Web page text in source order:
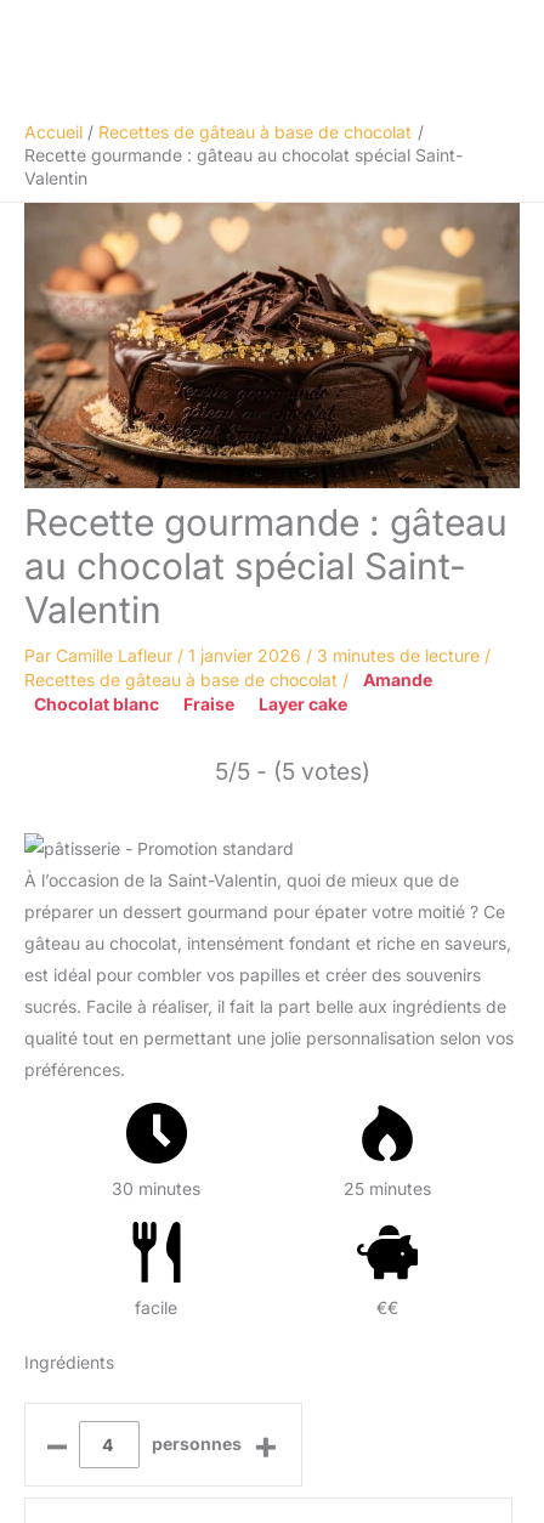
Accueil
Recettes de gâteau à base de chocolat
Recette gourmande : gâteau au chocolat spécial Saint-
Valentin
Recette gourmande : gâteau
au chocolat spécial Saint-
Valentin
Par Camille Lafleur / 1 janvier 2026 / 3 minutes de lecture /
Recettes de gâteau à base de chocolat /
Amande
Chocolat blanc
Fraise Layer cake
5/5 - (5 votes)
À l’occasion de la Saint-Valentin, quoi de mieux que de
préparer un dessert gourmand pour épater votre moitié ? Ce
gâteau au chocolat, intensément fondant et riche en saveurs,
est idéal pour combler vos papilles et créer des souvenirs
sucrés. Facile à réaliser, il fait la part belle aux ingrédients de
qualité tout en permettant une jolie personnalisation selon vos
préférences.
30 minutes 25 minutes
facile €€
Ingrédients
– personnes +